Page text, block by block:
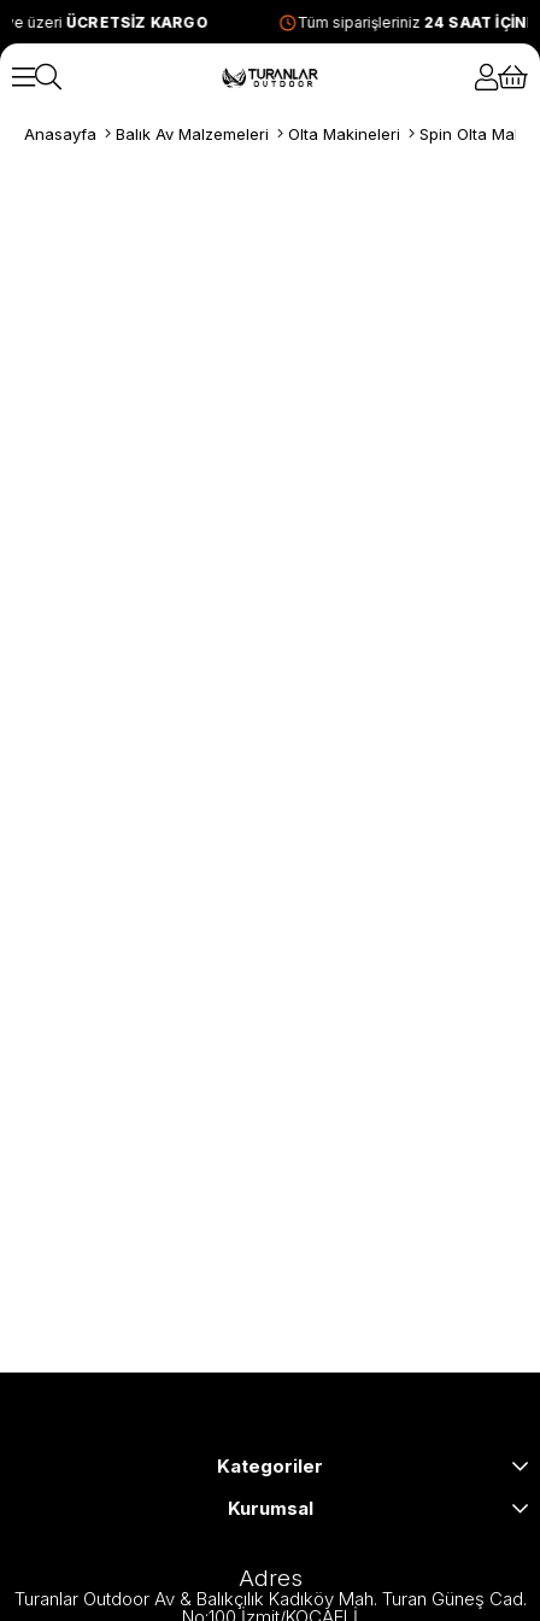
üzeri ÜCRETSİZ KARGO Tüm siparişleriniz24 SAAT
Anasayfa Balık Av Malzemeleri Olta Makineleri Spin Olta
Kategoriler
Kurumsal
Adres
Turanlar Outdoor Av & Balıkçılık Kadıköy Mah. Turan Güneş Cad.